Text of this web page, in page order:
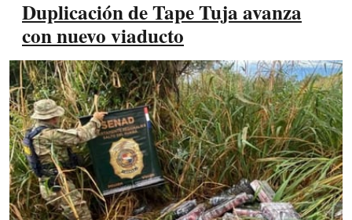
Duplicación de Tape Tuja avanza
con nuevo viaducto